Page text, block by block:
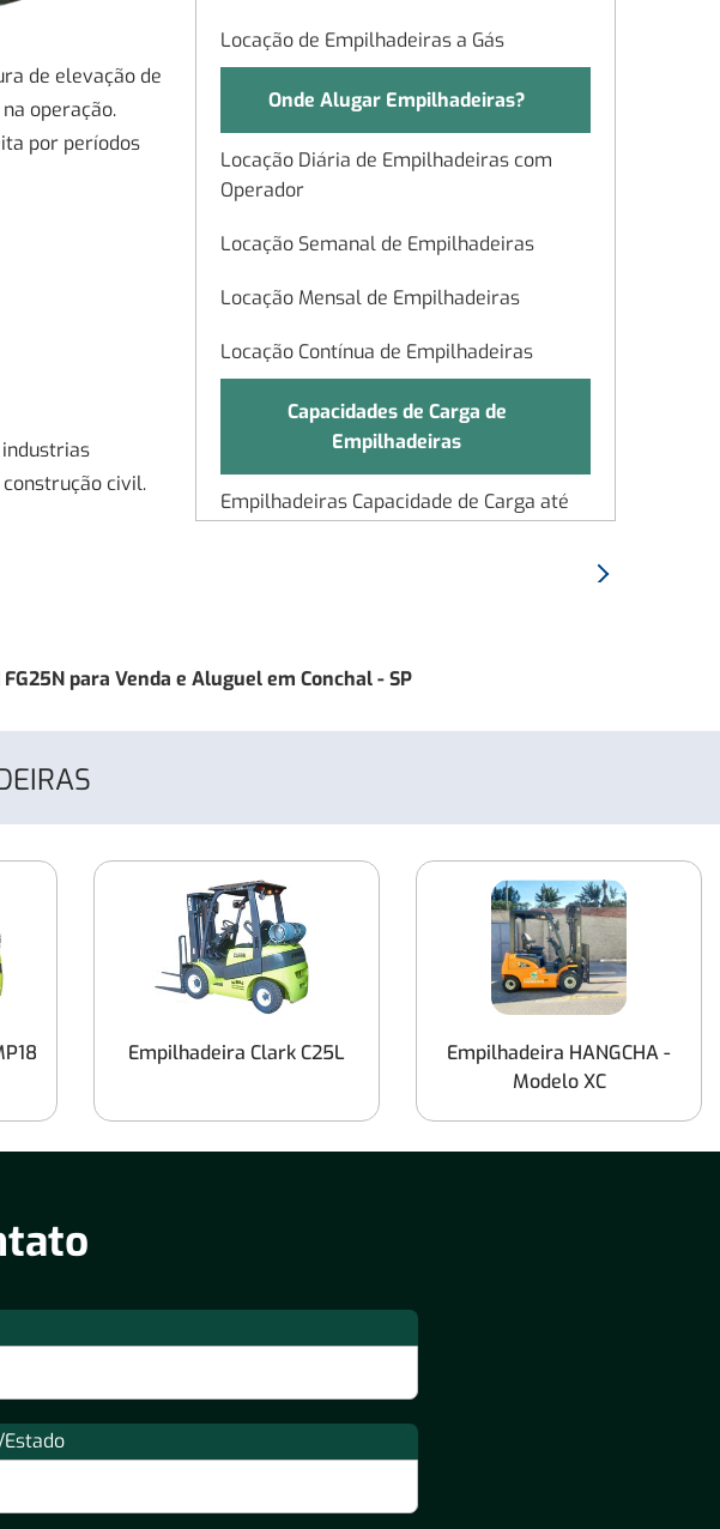
de elevação de
operação.
por períodos
civil.
Locação de Empilhadeiras a Gás
Onde Alugar Empilhadeiras?
Locação Diária de Empilhadeiras com
Operador
Locação Semanal de Empilhadeiras
Locação Mensal de Empilhadeiras
Locação Contínua de Empilhadeiras
Capacidades de Carga de
Empilhadeiras
Empilhadeiras Capacidade de Carga até
Empilhadeiras Capacidade de Carga até
5.000 Kg
Empilhadeiras Capacidade de Carga até
4.500kg
Empilhadeiras Capacidade de Carga até
toneladas
Locação de Empilhadeiras para uso em
Terra e Pisos Acidentados
Locação de Empilhadeiras para uso em
Concreto Liso
Proximo:
para Venda e Aluguel em Conchal - SP
Empilhadeira Clark C25L
Empilhadeira HANGCHA -
Modelo XC
Estado